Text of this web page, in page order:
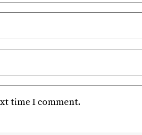
time I comment.